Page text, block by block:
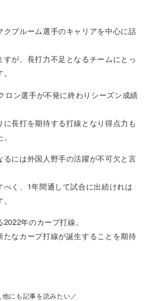
クブルーム選手のキャリアを中心に話
すが、長打力不足となるチームにとっ
ロン選手が不発に終わりシーズン成績
に長打を期待する打線となり得点力も
るには外国人野手の活躍が不可欠と言
べく、1年間通して試合に出続けれは
年のカープ打線。
たなカープ打線が誕生することを期待
他にも記事を読みたい